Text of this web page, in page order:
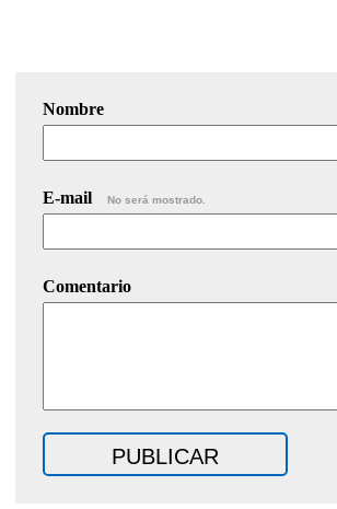
Nombre
E-mail No será mostrado.
Comentario